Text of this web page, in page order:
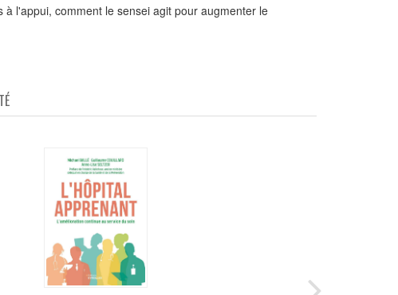
l'appui, comment le sensei agit pour augmenter le